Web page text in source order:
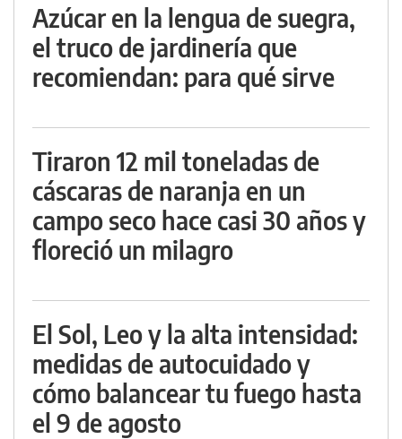
Azúcar en la lengua de suegra,
el truco de jardinería que
recomiendan: para qué sirve
Tiraron 12 mil toneladas de
cáscaras de naranja en un
campo seco hace casi 30 años y
floreció un milagro
El Sol, Leo y la alta intensidad:
medidas de autocuidado y
cómo balancear tu fuego hasta
el 9 de agosto